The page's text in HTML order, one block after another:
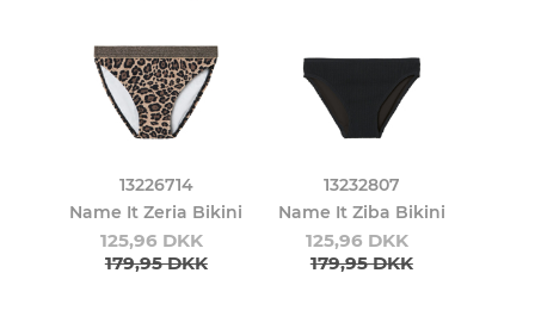
13226714
Name It Zeria Bikini
125,96 DKK
179,95 DKK
13232807
Name It Ziba Bikini
125,96 DKK
179,95 DKK